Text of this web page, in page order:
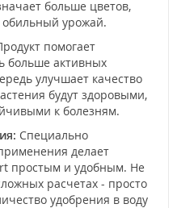
больше цветов,
урожай.
помогает
больше активных
улучшает качество
будут здоровыми,
к болезням.
Специально
делает
простым и удобным. Не
расчетах - просто
удобрения в воду